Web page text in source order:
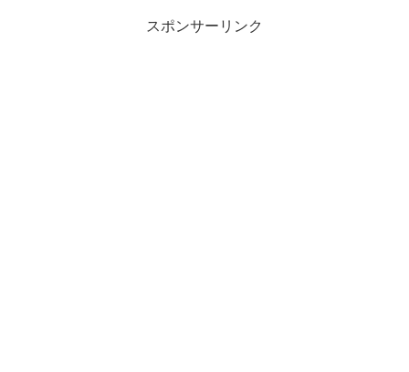
スポンサーリンク